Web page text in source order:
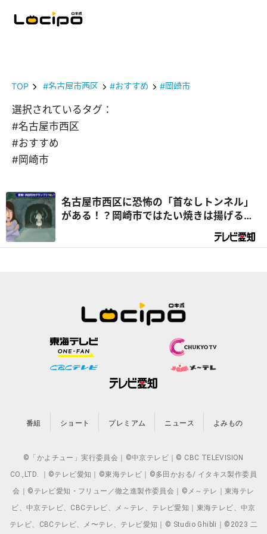
TOP #名古屋市西区 #おすすめ #岡崎市
選択されているタグ：
#名古屋市西区
#おすすめ
#岡崎市
名古屋市西区に恐怖の「首なしトンネル」
がある！？岡崎市ではたい焼きは揚げるの
が、一宮市ではモーニングをはしごするの
番組 ショート プレミアム ニュース よみもの
©「かよチュー」実行委員会｜©中京テレビ｜© CBC TELEVISION
CO.,LTD. ｜©テレビ愛知｜©東海テレビ｜©多田かおる/ イタキス製作委員
会｜©テレビ愛知・フリュー／徹之進製作委員会｜©メ～テレ｜東海テレ
ビ、中京テレビ、CBCテレビ、メ～テレ、テレビ愛知｜東海テレビ、中京
テレビ、CBCテレビ、メ〜テレ、テレビ愛知｜© Studio Ghibli｜©2023 二